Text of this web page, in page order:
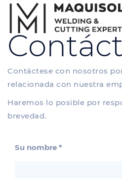
Contáctese con nosotros
relacionada con nuestra
Haremos lo posible por
brevedad.
Su nombre